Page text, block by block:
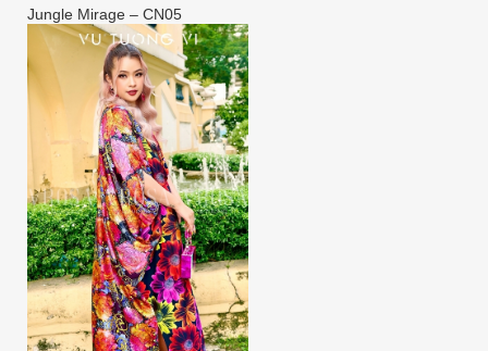
Jungle Mirage – CN05